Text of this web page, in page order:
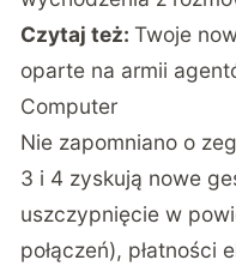
Czytaj też:Twoje
oparte na armii
Computer
Nie zapomniano o
3 i 4 zyskują nowe
uszczypnięcie w
połączeń), płatności